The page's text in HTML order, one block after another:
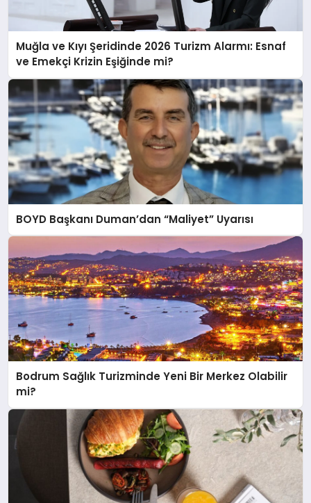
KÖŞE YAZILARI
YAŞAM
SPOR
MUĞLA
Muğla ve Kıyı Şeridinde 2026 Turizm Alarmı: Esnaf
ve Emekçi Krizin Eşiğinde mi?
BOYD Başkanı Duman’dan “Maliyet” Uyarısı
Bodrum Sağlık Turizminde Yeni Bir Merkez Olabilir
mi?